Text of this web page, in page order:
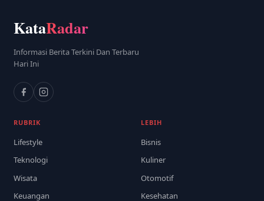
KataRadar
Informasi Berita Terkini Dan Terbaru
Hari Ini
RUBRIK
Lifestyle
Teknologi
Wisata
Keuangan
LEBIH
Bisnis
Kuliner
Otomotif
Kesehatan